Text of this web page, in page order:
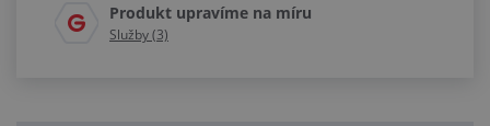
Produkt upravíme na míru
Služby (3)